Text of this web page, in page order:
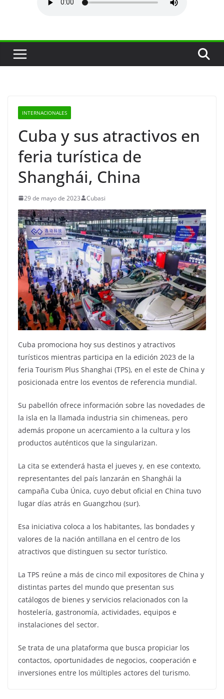
INTERNACIONALES
Cuba y sus atractivos en
feria turística de
Shanghái, China
29 de mayo de 2023 Cubasi
Cuba promociona hoy sus destinos y atractivos
turísticos mientras participa en la edición 2023 de la
feria Tourism Plus Shanghai (TPS), en el este de China y
posicionada entre los eventos de referencia mundial.
Su pabellón ofrece información sobre las novedades de
la isla en la llamada industria sin chimeneas, pero
además propone un acercamiento a la cultura y los
productos auténticos que la singularizan.
La cita se extenderá hasta el jueves y, en ese contexto,
representantes del país lanzarán en Shanghái la
campaña Cuba Única, cuyo debut oficial en China tuvo
lugar días atrás en Guangzhou (sur).
Esa iniciativa coloca a los habitantes, las bondades y
valores de la nación antillana en el centro de los
atractivos que distinguen su sector turístico.
La TPS reúne a más de cinco mil expositores de China y
distintas partes del mundo que presentan sus
catálogos de bienes y servicios relacionados con la
hostelería, gastronomía, actividades, equipos e
instalaciones del sector.
Se trata de una plataforma que busca propiciar los
contactos, oportunidades de negocios, cooperación e
inversiones entre los múltiples actores del turismo.